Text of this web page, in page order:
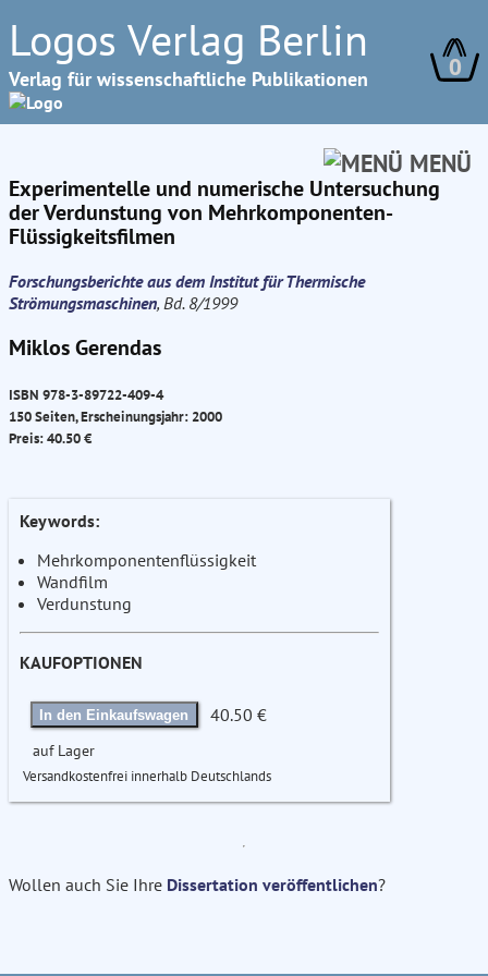
Logos Verlag Berlin
Verlag für wissenschaftliche Publikationen 0
MENÜ
Experimentelle und numerische Untersuchung
der Verdunstung von Mehrkomponenten-
Flüssigkeitsfilmen
Forschungsberichte aus dem Institut für Thermische
Strömungsmaschinen, Bd. 8/1999
Miklos Gerendas
ISBN 978-3-89722-409-4
150 Seiten, Erscheinungsjahr: 2000
Preis: 40.50 €
Keywords:
Mehrkomponentenflüssigkeit
Wandfilm
Verdunstung
KAUFOPTIONEN
In den Einkaufswagen 40.50 €
auf Lager
Versandkostenfrei innerhalb Deutschlands
Wollen auch Sie Ihre Dissertation veröffentlichen?